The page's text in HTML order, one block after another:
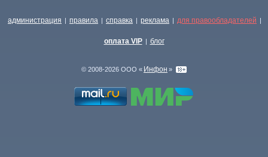
администрация | правила | справка | реклама | для правообладателей |
оплата VIP | блог
© 2008-2026 ООО « Инфон »